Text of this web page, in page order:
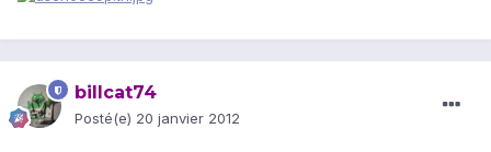
billcat74
Posté(e) 20 janvier 2012